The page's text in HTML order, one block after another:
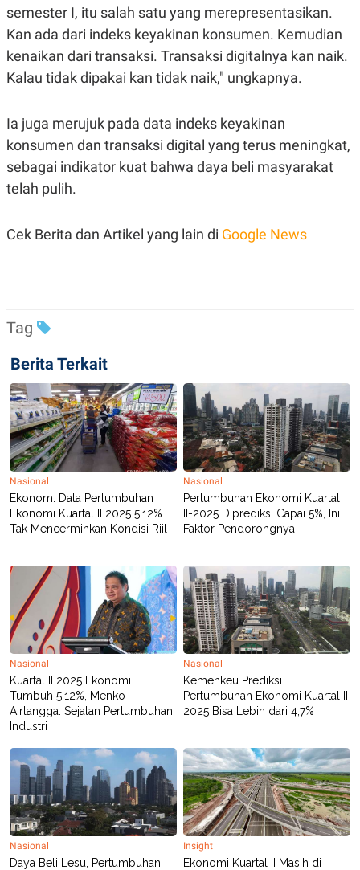
A
D
E
M
E
A
S
E
I
A
N
G
G
N
C
E
N
E
R
A
I
T
A
R
V
E
T
S
I
N
G
K
G
M
D
I
A
D
SITEMAPPROFILETERM
OF
USE
PEMBERITAAN
SIBER
PRIVACY
POLICY
semester I, itu salah satu yang merepresentasikan.
Kan ada dari indeks keyakinan konsumen. Kemudian
kenaikan dari transaksi. Transaksi digitalnya kan naik.
Kalau tidak dipakai kan tidak naik," ungkapnya.
Ia juga merujuk pada data indeks keyakinan
konsumen dan transaksi digital yang terus meningkat,
sebagai indikator kuat bahwa daya beli masyarakat
telah pulih.
Cek Berita dan Artikel yang lain di Google News
Tag
Berita Terkait
Nasional
Ekonom: Data Pertumbuhan
Ekonomi Kuartal II 2025 5,12%
Tak Mencerminkan Kondisi Riil
Nasional
Pertumbuhan Ekonomi Kuartal
II-2025 Diprediksi Capai 5%, Ini
Faktor Pendorongnya
Nasional
Kuartal II 2025 Ekonomi
Tumbuh 5,12%, Menko
Airlangga: Sejalan Pertumbuhan
Industri
Nasional
Kemenkeu Prediksi
Pertumbuhan Ekonomi Kuartal II
2025 Bisa Lebih dari 4,7%
Nasional
Daya Beli Lesu, Pertumbuhan
Insight
Ekonomi Kuartal II Masih di